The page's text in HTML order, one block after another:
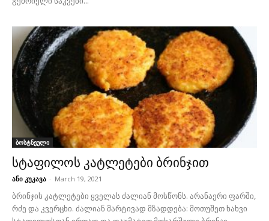
ბოსტნეული
სტაფილოს კატლეტები ბრინჯით
ანი კუკავა - March 19, 2021
ბრინჯის კატლეტები ყველას ძალიან მოსწონს. არანაერი ფარში,
რძე და კვერცხი. ძალიან მარტივად მზადდება: მოთუშეთ ხახვი